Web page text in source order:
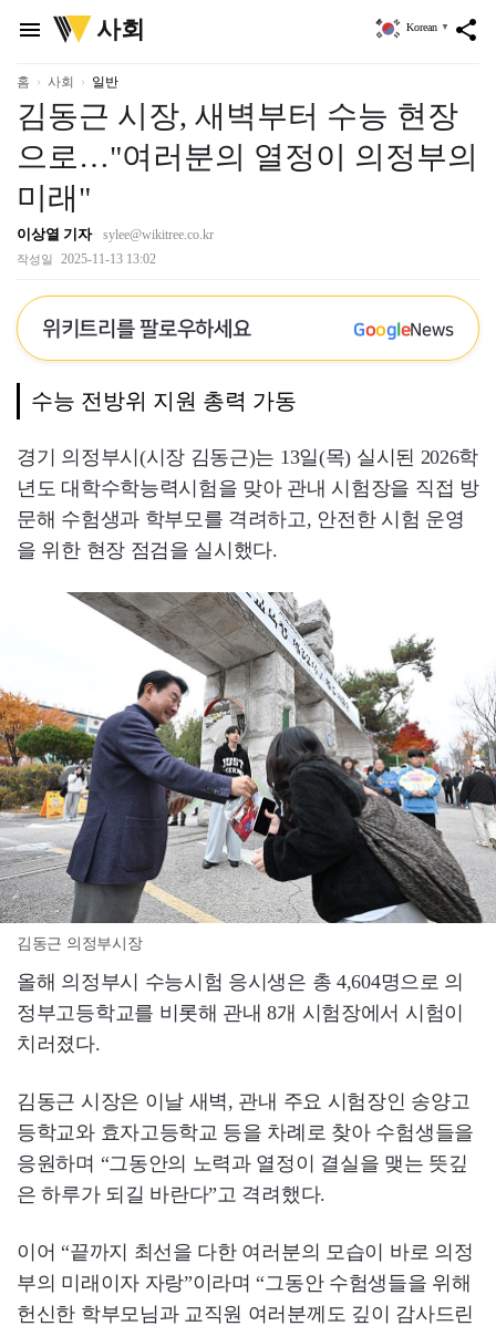
menu
위
키
리
사회 share
Korean ▼
홈 사회 일반
김동근 시장, 새벽부터 수능 현장
으로…"여러분의 열정이 의정부의
미래"
이상열 기자 sylee@wikitree.co.kr
작성일 2025-11-13 13:02
위키트리를 팔로우하세요 GoogleNews
수능 전방위 지원 총력 가동
경기 의정부시(시장 김동근)는 13일(목) 실시된 2026학
년도 대학수학능력시험을 맞아 관내 시험장을 직접 방
문해 수험생과 학부모를 격려하고, 안전한 시험 운영
을 위한 현장 점검을 실시했다.
김동근 의정부시장
올해 의정부시 수능시험 응시생은 총 4,604명으로 의
정부고등학교를 비롯해 관내 8개 시험장에서 시험이
치러졌다.
김동근 시장은 이날 새벽, 관내 주요 시험장인 송양고
등학교와 효자고등학교 등을 차례로 찾아 수험생들을
응원하며 “그동안의 노력과 열정이 결실을 맺는 뜻깊
은 하루가 되길 바란다”고 격려했다.
이어 “끝까지 최선을 다한 여러분의 모습이 바로 의정
부의 미래이자 자랑”이라며 “그동안 수험생들을 위해
헌신한 학부모님과 교직원 여러분께도 깊이 감사드린